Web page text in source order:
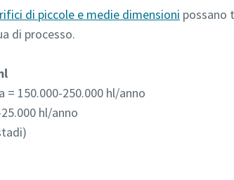
di piccole e medie dimensioni possano
di processo.
150.000-250.000 hl/anno
hl/anno